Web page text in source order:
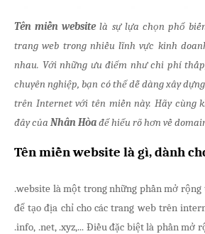
Tên miền website là sự lựa chọn phổ
trang web trong nhiều lĩnh vực kinh
nhau. Với những ưu điểm như chi phí
chuyên nghiệp, bạn có thể dễ dàng xây
trên Internet với tên miền này. Hãy cùng
đây của Nhân Hòađể hiểu rõ hơn về
Tên miền website là gì, dành
.website là một trong những phần mở rộng
để tạo địa chỉ cho các trang web trên
.info, .net, .xyz,... Điều đặc biệt là phần mở